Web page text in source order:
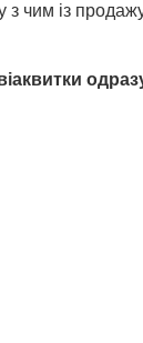
з чим із